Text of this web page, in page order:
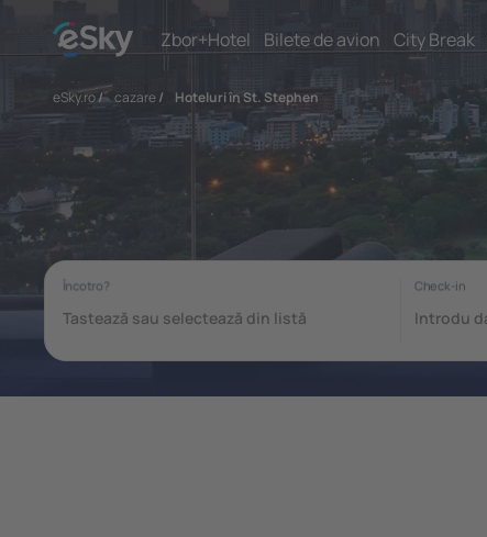
Zbor+Hotel Bilete de avion City Break
eSky.ro/ cazare/ Hoteluri în St. Stephen